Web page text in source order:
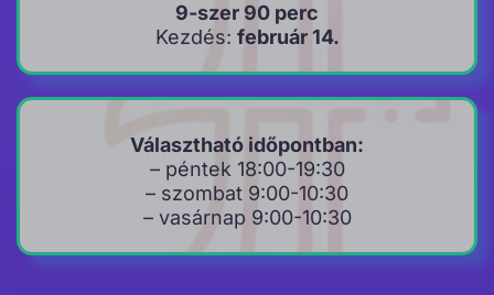
9-szer 90 perc
Kezdés: február 14.
Választható időpontban:
– péntek 18:00-19:30
– szombat 9:00-10:30
– vasárnap 9:00-10:30